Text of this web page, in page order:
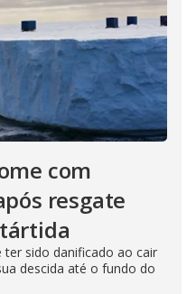
com
resgate
sido danificado ao cair
descida até o fundo do